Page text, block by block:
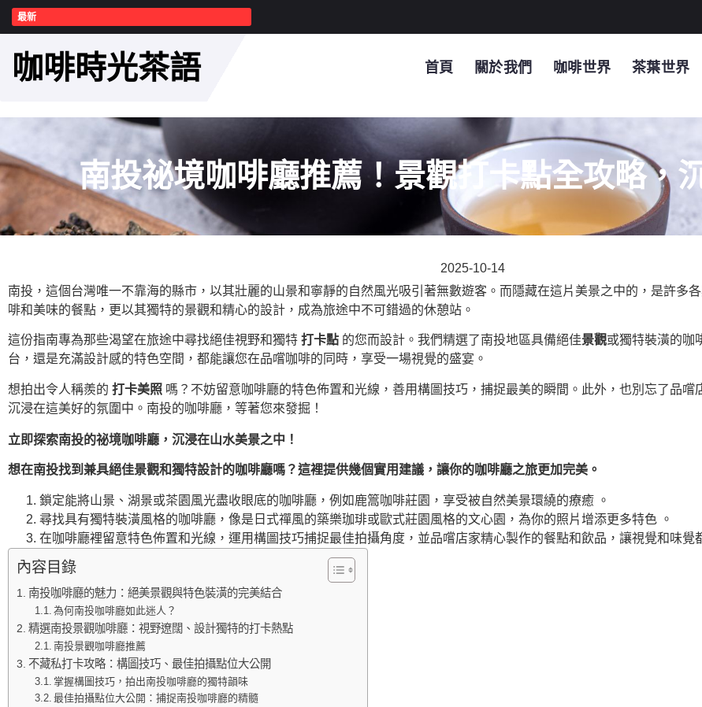
最新
咖啡時光茶語 首頁 關於我們 咖啡世界 茶葉世界
南投祕境咖啡廳推薦！景觀打卡點全攻略，
2025-10-14
南投，這個台灣唯一不靠海的縣市，以其壯麗的山景和寧靜的自然風光吸引著無數遊客。而隱藏在這片美景之中的，是許多
啡和美味的餐點，更以其獨特的景觀和精心的設計，成為旅途中不可錯過的休憩站。
這份指南專為那些渴望在旅途中尋找絕佳視野和獨特 打卡點 的您而設計。我們精選了南投地區具備絕佳景觀或獨特裝潢的咖
台，還是充滿設計感的特色空間，都能讓您在品嚐咖啡的同時，享受一場視覺的盛宴。
想拍出令人稱羨的 打卡美照 嗎？不妨留意咖啡廳的特色佈置和光線，善用構圖技巧，捕捉最美的瞬間。此外，也別忘了品嚐
沉浸在這美好的氛圍中。南投的咖啡廳，等著您來發掘！
立即探索南投的祕境咖啡廳，沉浸在山水美景之中！
想在南投找到兼具絕佳景觀和獨特設計的咖啡廳嗎？這裡提供幾個實用建議，讓你的咖啡廳之旅更加完美。
鎖定能將山景、湖景或茶園風光盡收眼底的咖啡廳，例如鹿篙咖啡莊園，享受被自然美景環繞的療癒 。
尋找具有獨特裝潢風格的咖啡廳，像是日式禪風的築樂珈琲或歐式莊園風格的文心園，為你的照片增添更多特色 。
在咖啡廳裡留意特色佈置和光線，運用構圖技巧捕捉最佳拍攝角度，並品嚐店家精心製作的餐點和飲品，讓視覺和味覺
內容目錄
南投咖啡廳的魅力：絕美景觀與特色裝潢的完美結合
為何南投咖啡廳如此迷人？
精選南投景觀咖啡廳：視野遼闊、設計獨特的打卡熱點
南投景觀咖啡廳推薦
不藏私打卡攻略：構圖技巧、最佳拍攝點位大公開
掌握構圖技巧，拍出南投咖啡廳的獨特韻味
最佳拍攝點位大公開：捕捉南投咖啡廳的精髓